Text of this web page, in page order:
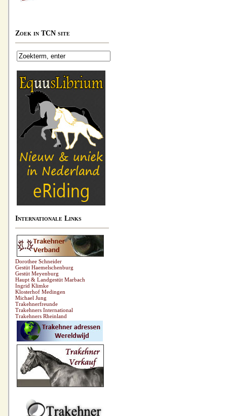
Zoek in TCN site
Internationale Links
Dorothee Schneider
Gestüt Haemelschenburg
Gestüt Meyenburg
Haupt & Landgestüt Marbach
Ingrid Klimke
Klosterhof Medingen
Michael Jung
Trakehnerfreunde
Trakehners International
Trakehners Rheinland